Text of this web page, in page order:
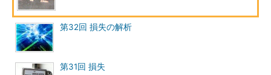
第32回 損失の解析
第31回 損失